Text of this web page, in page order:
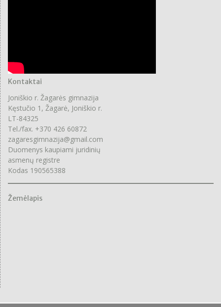
Kontaktai
Joniškio r. Žagarės gimnazija
Kęstučio 1, Žagarė, Joniškio r.
LT-84325
Tel./fax. +370 426 60872
zagaresgimnazija@gmail.com
Duomenys kaupiami juridinių
asmenų registre
Kodas 190565388
Žemėlapis